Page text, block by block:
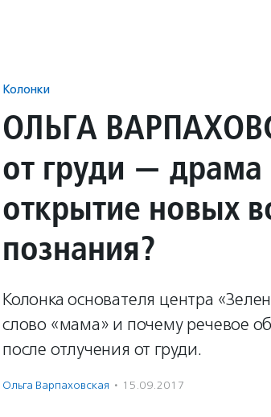
Колонки
ОЛЬГА
от груди — драма
открытие новых
познания?
Колонка основателя центра
слово «мама» и почему речевое
после отлучения от груди.
Ольга Варпаховская · 15.09.2017